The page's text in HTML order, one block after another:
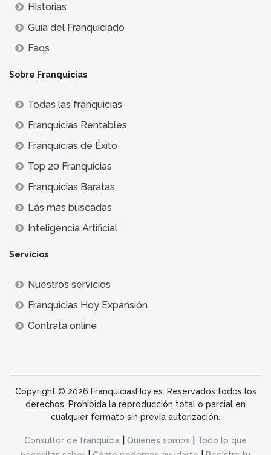
Historias
Guía del Franquiciado
Faqs
Sobre Franquicias
Todas las franquicias
Franquicias Rentables
Franquicias de Éxito
Top 20 Franquicias
Franquicias Baratas
Lás más buscadas
Inteligencia Artificial
Servicios
Nuestros servicios
Franquicias Hoy Expansión
Contrata online
Copyright © 2026 FranquiciasHoy.es. Reservados todos los
derechos. Prohibida la reproducción total o parcial en
cualquier formato sin previa autorización.
Consultor de franquicia Quienes somos
Todo lo que